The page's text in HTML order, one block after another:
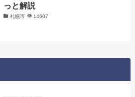
っと解説
札幌市 14607